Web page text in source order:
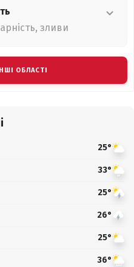
зливи
ОБЛАСТІ
25°
33°
25°
26°
25°
36°